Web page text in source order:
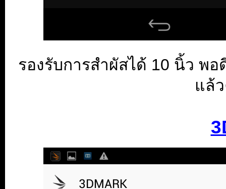
รองรับการสำผัสได้ 10 นิ้ว พ
แล้